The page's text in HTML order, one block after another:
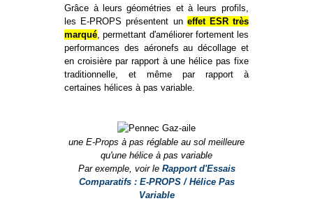
Grâce à leurs géométries et à leurs profils,
les E-PROPS présentent un effet ESR très
marqué , permettant d'améliorer fortement les
performances des aéronefs au décollage et
en croisière par rapport à une hélice pas fixe
traditionnelle, et même par rapport à
certaines hélices à pas variable.
une E-Props à pas réglable au sol meilleure
qu'une hélice à pas variable
Par exemple, voir le Rapport d'Essais
Comparatifs : E-PROPS / Hélice Pas
Variable